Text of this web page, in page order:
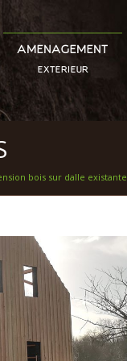
AMÉNAGEMENT
EXTÉRIEUR
bois sur dalle existante